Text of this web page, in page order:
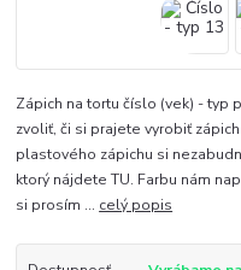
Zápich na tortu číslo (vek) - typ
zvoliť, či si prajete vyrobiť
plastového zápichu si
ktorý nájdete TU. Farbu nám
si prosím ... celý popis